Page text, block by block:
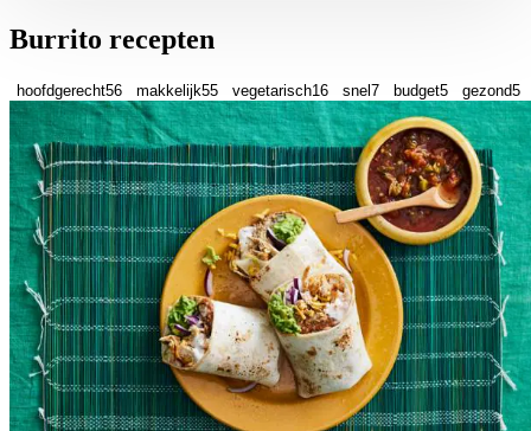
Burrito recepten
hoofdgerecht56 makkelijk55 vegetarisch16 snel 7 budget5 gezond5